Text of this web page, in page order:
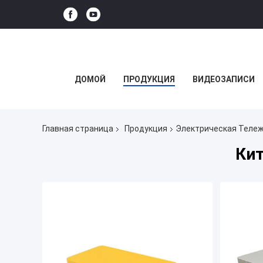
ДОМОЙ ПРОДУКЦИЯ ВИДЕОЗАПИСИ
Главная страница Продукция Электрическая